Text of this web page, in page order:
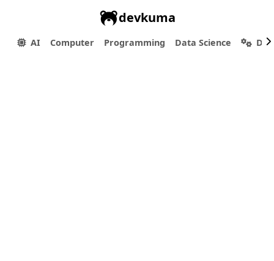
devkuma
AI Computer Programming Data Science